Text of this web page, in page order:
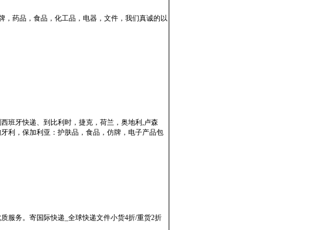
，药品，食品，化工品，电器，文件，我们真诚的以
班牙快递、到比利时，捷克，荷兰，奥地利,卢森
利，保加利亚：护肤品，食品，仿牌，电子产品包
服务。寄国际快递_全球快递文件小货4折/重货2折